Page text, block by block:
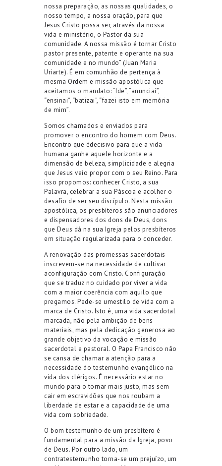
nossa preparação, as nossas qualidades, o
nosso tempo, a nossa oração, para que
Jesus Cristo possa ser, através da nossa
vida e ministério, o Pastor da sua
comunidade. A nossa missão é tornar Cristo
pastor presente, patente e operante na sua
comunidade e no mundo” (Juan Maria
Uriarte). É em comunhão de pertença à
mesma Ordem e missão apostólica que
aceitamos o mandato: “Ide”, “anunciai”,
“ensinai”, “batizai”, “fazei isto em memória
de mim”.
Somos chamados e enviados para
promover o encontro do homem com Deus.
Encontro que édecisivo para que a vida
humana ganhe aquele horizonte e a
dimensão de beleza, simplicidade e alegria
que Jesus veio propor com o seu Reino. Para
isso propomos: conhecer Cristo, a sua
Palavra, celebrar a sua Páscoa e acolher o
desafio de ser seu discípulo. Nesta missão
apostólica, os presbíteros são anunciadores
e dispensadores dos dons de Deus, dons
que Deus dá na sua Igreja pelos presbíteros
em situação regularizada para o conceder.
Arenovação das promessas sacerdotais
inscrevem-se na necessidade de cultivar
aconfiguração com Cristo. Configuração
que se traduz no cuidado por viver a vida
com a maior coerência com aquilo que
pregamos. Pede-se umestilo de vida com a
marca de Cristo. Isto é, uma vida sacerdotal
marcada, não pela ambição de bens
materiais, mas pela dedicação generosa ao
grande objetivo da vocação e missão
sacerdotal e pastoral. O Papa Francisco não
se cansa de chamar a atenção para a
necessidade do testemunho evangélico na
vida dos clérigos. É necessário estar no
mundo para o tornar mais justo, mas sem
cair em escravidões que nos roubam a
liberdade de estar e a capacidade de uma
vida com sobriedade.
O bomtestemunho de um presbítero é
fundamental para a missão da Igreja, povo
de Deus. Por outro lado, um
contratestemunho torna-se um prejuízo, um